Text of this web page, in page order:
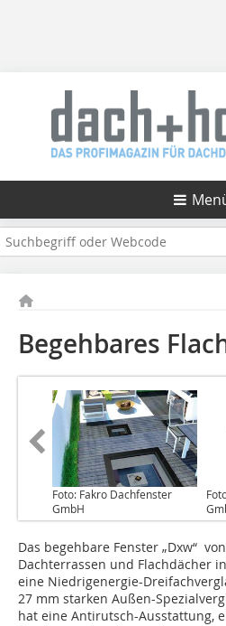
Begehbares
Foto: Fakro Dachfenster
GmbH
Das begehbare Fenster „Dxw“
Dachterrassen und Flachdächer
eine Niedrigenergie-
27 mm starken Außen-
hat eine Antirutsch-Ausstattung,